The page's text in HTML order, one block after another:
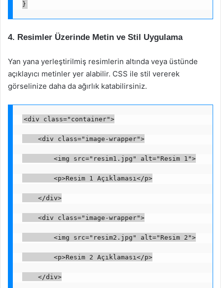
}
4. Resimler Üzerinde Metin ve Stil Uygulama
Yan yana yerleştirilmiş resimlerin altında veya üstünde
açıklayıcı metinler yer alabilir. CSS ile stil vererek
görselinize daha da ağırlık katabilirsiniz.
<div class="container">
    <div class="image-wrapper">
        <img src="resim1.jpg" alt="Resim 1">
        <p>Resim 1 Açıklaması</p>
    </div>
    <div class="image-wrapper">
        <img src="resim2.jpg" alt="Resim 2">
        <p>Resim 2 Açıklaması</p>
    </div>